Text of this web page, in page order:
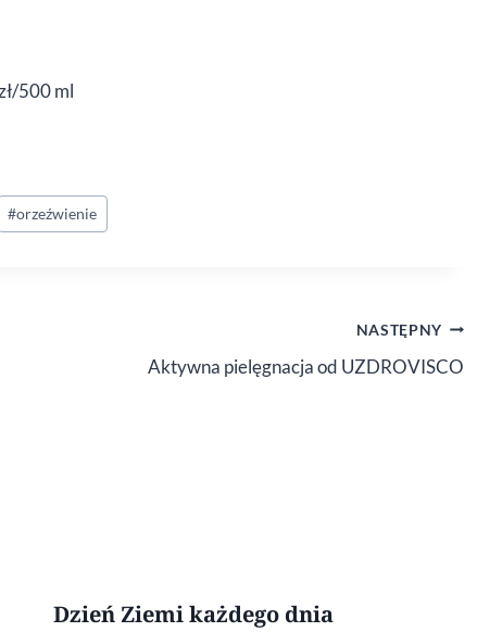
500 ml
#orzeźwienie
NASTĘPNY
Aktywna pielęgnacja od UZDROVISCO
Dzień Ziemi każdego dnia